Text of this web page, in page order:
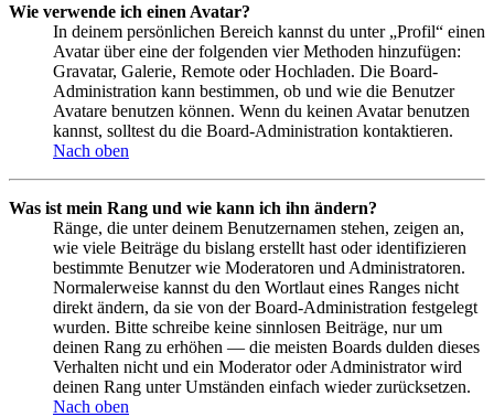
Wie verwende ich einen Avatar?
In deinem persönlichen Bereich kannst du unter „Profil“ einen
Avatar über eine der folgenden vier Methoden hinzufügen:
Gravatar, Galerie, Remote oder Hochladen. Die Board-
Administration kann bestimmen, ob und wie die Benutzer
Avatare benutzen können. Wenn du keinen Avatar benutzen
kannst, solltest du die Board-Administration kontaktieren.
Nach oben
Was ist mein Rang und wie kann ich ihn ändern?
Ränge, die unter deinem Benutzernamen stehen, zeigen an,
wie viele Beiträge du bislang erstellt hast oder identifizieren
bestimmte Benutzer wie Moderatoren und Administratoren.
Normalerweise kannst du den Wortlaut eines Ranges nicht
direkt ändern, da sie von der Board-Administration festgelegt
wurden. Bitte schreibe keine sinnlosen Beiträge, nur um
deinen Rang zu erhöhen — die meisten Boards dulden dieses
Verhalten nicht und ein Moderator oder Administrator wird
deinen Rang unter Umständen einfach wieder zurücksetzen.
Nach oben